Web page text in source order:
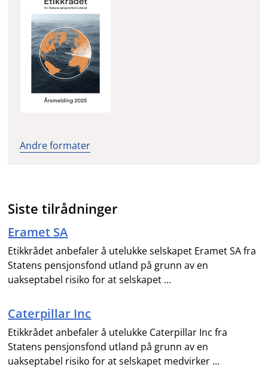
Andre formater
Siste tilrådninger
Eramet SA
Etikkrådet anbefaler å utelukke selskapet Eramet SA fra
Statens pensjonsfond utland på grunn av en
uakseptabel risiko for at selskapet ...
Caterpillar Inc
Etikkrådet anbefaler å utelukke Caterpillar Inc fra
Statens pensjonsfond utland på grunn av en
uakseptabel risiko for at selskapet medvirker ...